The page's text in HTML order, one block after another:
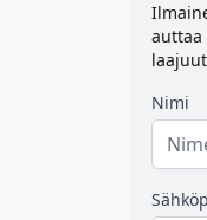
auttaa
Nimi